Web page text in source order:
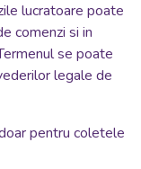
lucratoare poate
comenzi si in
se poate
legale de
pentru coletele